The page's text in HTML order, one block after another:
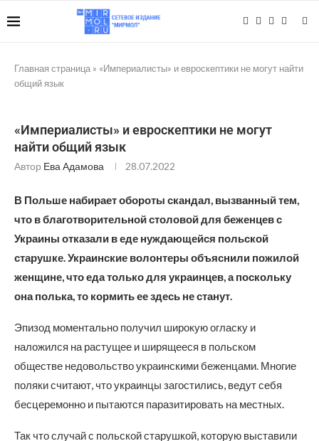
Главная страница » «Империалисты» и евроскептики не могут найти
общий язык
«Империалисты» и евроскептики не могут
найти общий язык
Автор Ева Адамова 28.07.2022
В Польше набирает обороты скандал, вызванный тем,
что в благотворительной столовой для беженцев с
Украины отказали в еде нуждающейся польской
старушке. Украинские волонтеры объяснили пожилой
женщине, что еда только для украинцев, а поскольку
она полька, то кормить ее здесь не станут.
Эпизод моментально получил широкую огласку и
наложился на растущее и ширящееся в польском
обществе недовольство украинскими беженцами. Многие
поляки считают, что украинцы загостились, ведут себя
бесцеремонно и пытаются паразитировать на местных.
Так что случай с польской старушкой, которую выставили